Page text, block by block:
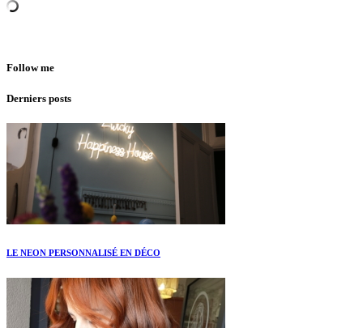
Follow me
Derniers posts
LE NEON PERSONNALISÉ EN DÉCO